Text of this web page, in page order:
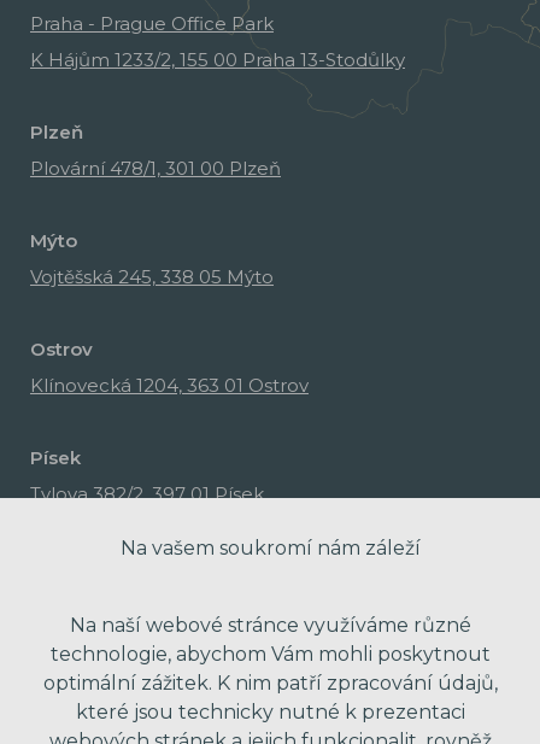
Praha - Prague Office Park
K Hájům 1233/2, 155 00 Praha 13-Stodůlky
Plzeň
Plovární 478/1, 301 00 Plzeň
Mýto
Vojtěšská 245, 338 05 Mýto
Ostrov
Klínovecká 1204, 363 01 Ostrov
Písek
Tylova 382/2, 397 01 Písek
Na vašem soukromí nám záleží
Na naší webové stránce využíváme různé
technologie, abychom Vám mohli poskytnout
optimální zážitek. K nim patří zpracování údajů,
které jsou technicky nutné k prezentaci